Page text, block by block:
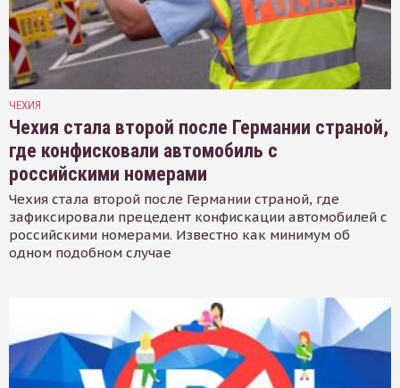
ЧЕХИЯ
Чехия стала второй после Германии страной,
где конфисковали автомобиль с
российскими номерами
Чехия стала второй после Германии страной, где
зафиксировали прецедент конфискации автомобилей с
российскими номерами. Известно как минимум об
одном подобном случае